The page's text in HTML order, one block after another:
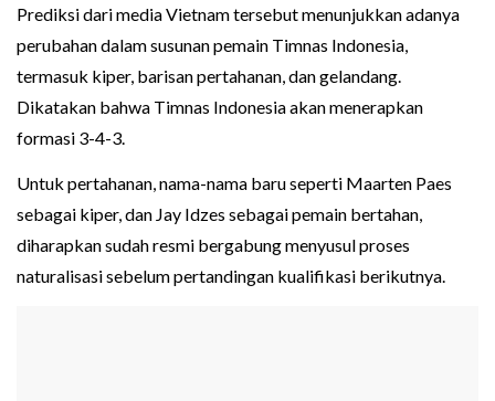
Prediksi dari media Vietnam tersebut menunjukkan adanya
perubahan dalam susunan pemain Timnas Indonesia,
termasuk kiper, barisan pertahanan, dan gelandang.
Dikatakan bahwa Timnas Indonesia akan menerapkan
formasi 3-4-3.
Untuk pertahanan, nama-nama baru seperti Maarten Paes
sebagai kiper, dan Jay Idzes sebagai pemain bertahan,
diharapkan sudah resmi bergabung menyusul proses
naturalisasi sebelum pertandingan kualifikasi berikutnya.